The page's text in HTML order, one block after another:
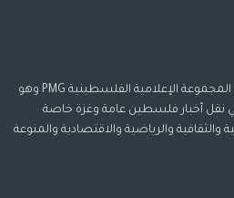
موقع غزة بوست هو احد خدمات المجموعة الإعلامية الفلسطينية PMG وهو
نقل أخبار فلسطين عامة وغزة خاصة
والثقافية والرياضية والاقتصادية والمنوعة